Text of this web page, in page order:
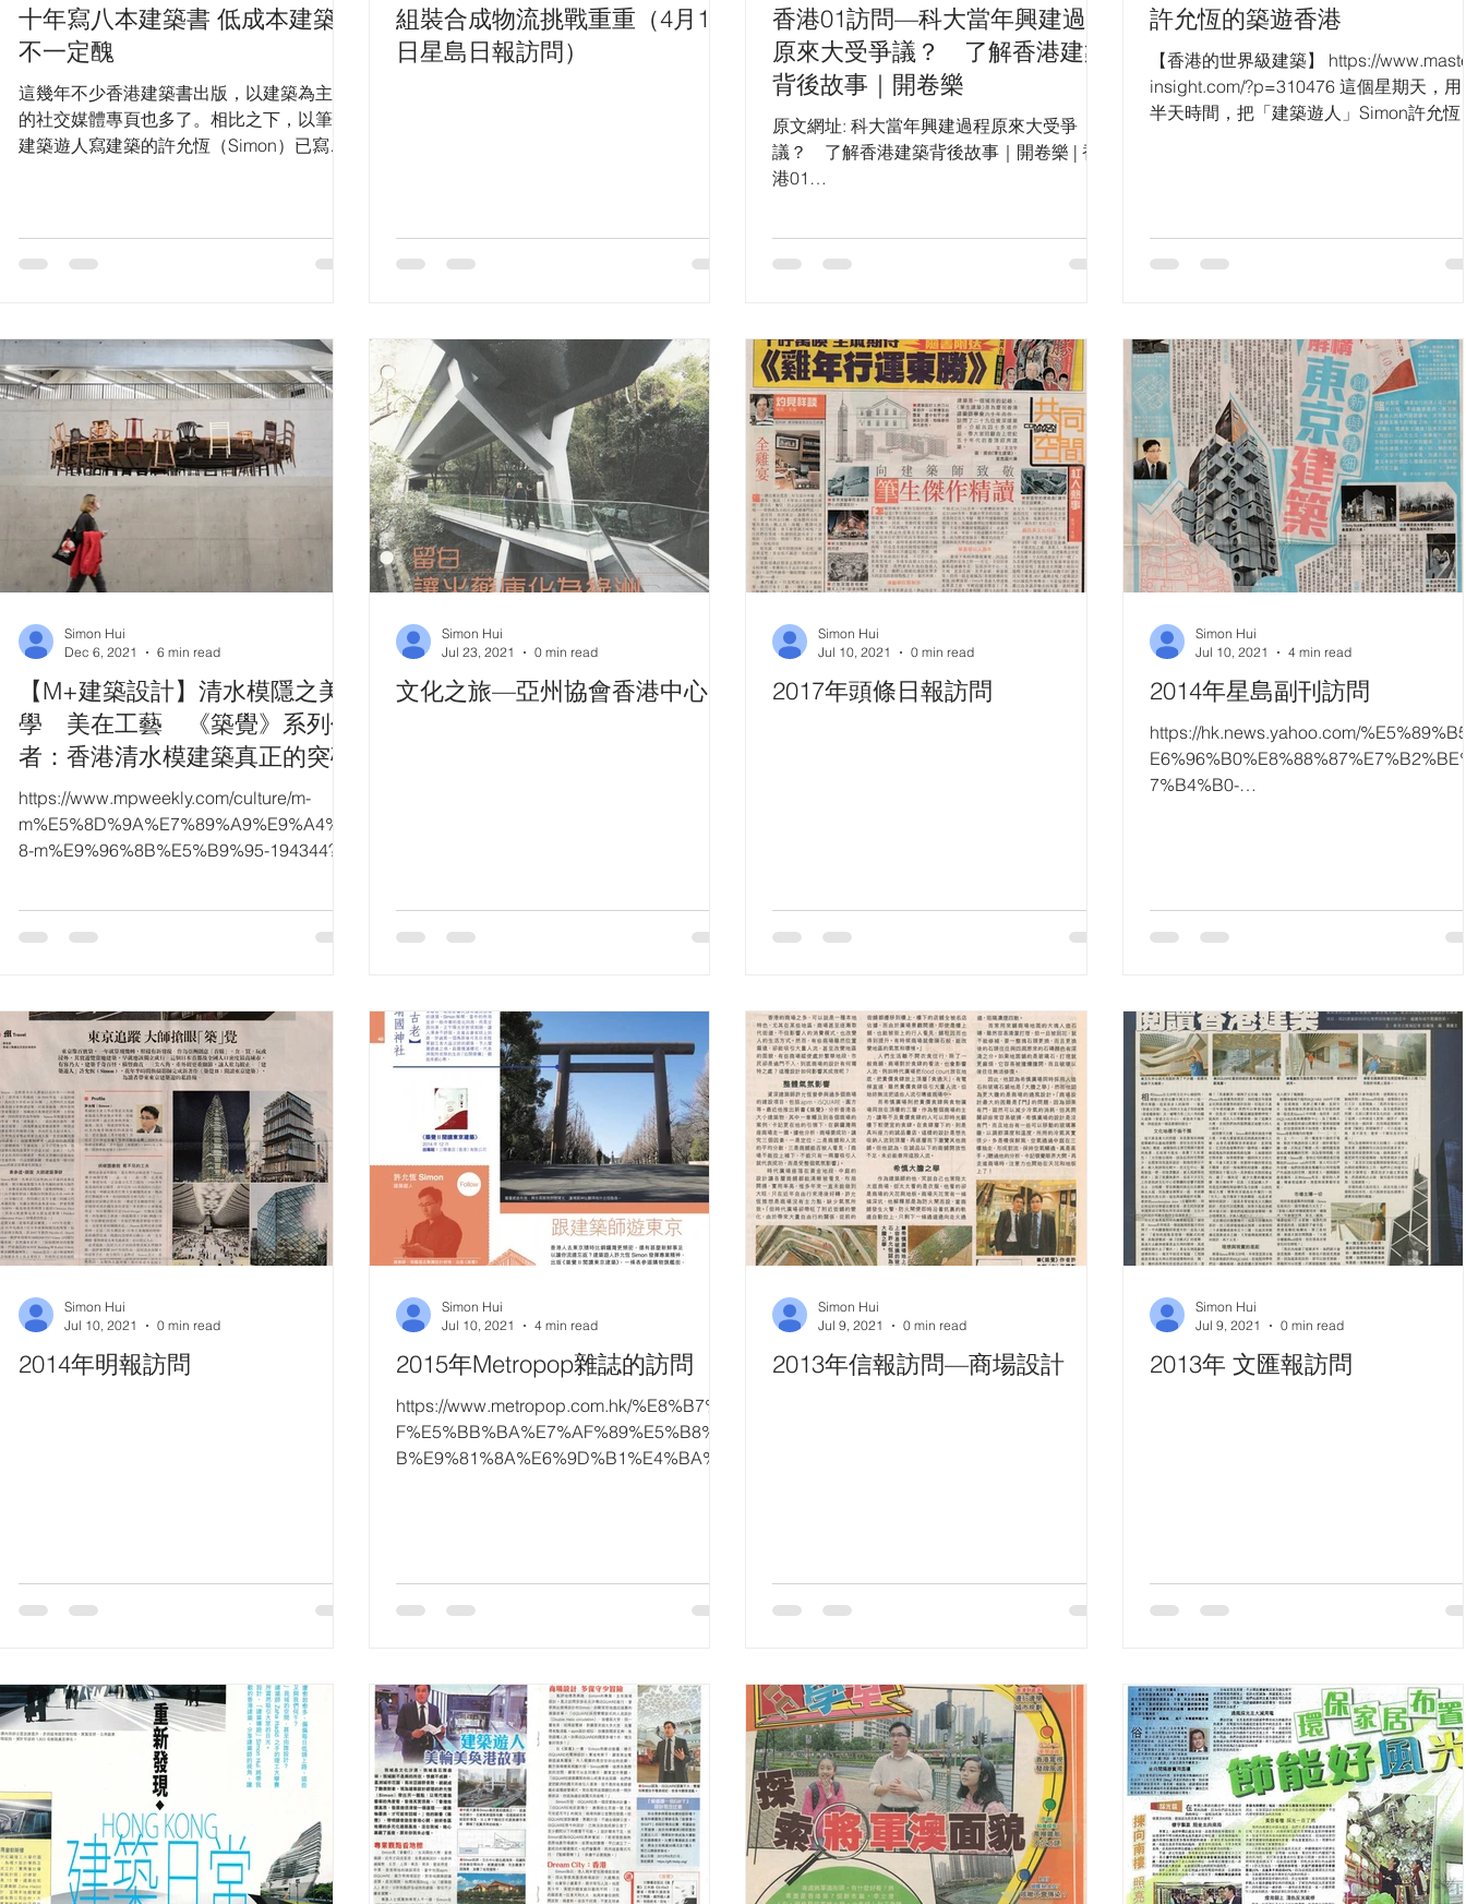
十年寫八本建築書 低成本建築
不一定醜
這幾年不少香港建築書出版，以建築為主題
的社交媒體專頁也多了。相比之下，以筆名
建築遊人寫建築的許允恆（Simon）已寫作
一本。在他
組裝合成物流挑戰重重（4月19
日星島日報訪問）
香港01訪問—科大當年興建過程
原來大受爭議？ 了解香港建築
背後故事｜開卷樂
原文網址: 科大當年興建過程原來大受爭
議？ 了解香港建築背後故事｜開卷樂 | 香
港01
eferral...
許允恆的築遊香港
【香港的世界級建築】 https://
insight.com/?p=310476 這個星期天，用
半天時間，把「建築遊人」Simon許允恆
【M+建築設計】清水模隱之美
學 美在工藝 《築覺》系列作
者：香港清水模建築真正的突破
https://www.mpweekly.com/culture/m-
m%E5%8D%9A%E7%89%A9%E9%A4%A
8-m%E9%96%8B%E5%B9%95-194344?
Simon Hui
Dec 6, 2021
6 min read
文化之旅—亞州協會香港中心
Simon Hui
Jul 23, 2021
0 min read
2017年頭條日報訪問
Simon Hui
Jul 10, 2021
0 min read
2014年星島副刊訪問
https://hk.news.yahoo.com/
7%B4%B0-
Simon Hui
Jul 10, 2021
4 min read
2014年明報訪問
Simon Hui
Jul 10, 2021
0 min read
2015年Metropop雜誌的訪問
https://www.metropop.com.hk/%E8%B7%9
F%E5%BB%BA%E7%AF%89%E5%B8%A
B%E9%81%8A%E6%9D%B1%E4%BA%A
Simon Hui
Jul 10, 2021
4 min read
2013年信報訪問—商場設計
Simon Hui
Jul 9, 2021
0 min read
2013年 文匯報訪問
Simon Hui
Jul 9, 2021
0 min read